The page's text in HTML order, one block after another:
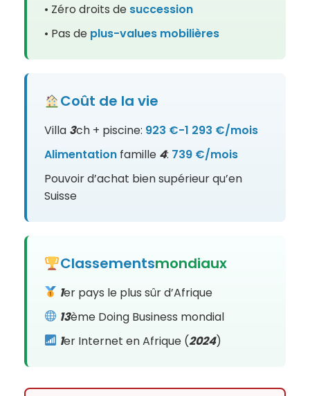
• Zéro droits de succession
• Pas de plus-values mobilières
Coût de la vie
Villa 3ch + piscine: 923 €-1 293 €/mois
Alimentation famille 4: 739 €/mois
Pouvoir d’achat bien supérieur qu’en
Suisse
Classementsmondiaux
1er pays le plus sûr d’Afrique
13ème Doing Business mondial
1er Internet en Afrique (2024)